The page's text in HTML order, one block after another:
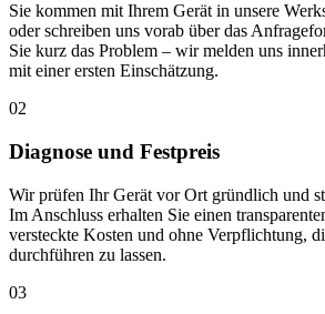
Sie kommen mit Ihrem Gerät in unsere
oder schreiben uns vorab über das
Sie kurz das Problem – wir melden uns
mit einer ersten Einschätzung.
02
Diagnose und Festpreis
Wir prüfen Ihr Gerät vor Ort gründlich und
Im Anschluss erhalten Sie einen
versteckte Kosten und ohne Verpflichtung,
durchführen zu lassen.
03